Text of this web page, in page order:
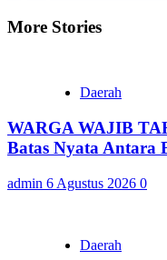
More Stories
Daerah
WARGA WAJIB
Batas Nyata Antara
admin 6 Agustus 2026 0
Daerah